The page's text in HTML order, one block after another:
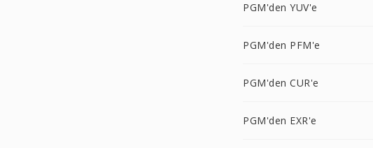
PGM'den YUV'e
PGM'den PFM'e
PGM'den CUR'e
PGM'den EXR'e